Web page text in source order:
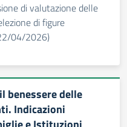
di valutazione delle
di figure
04/2026)
benessere delle
Indicazioni